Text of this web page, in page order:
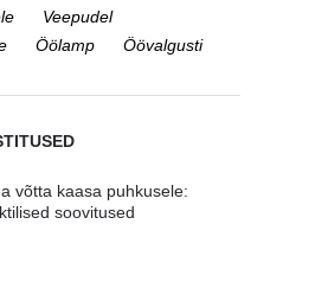
Veepudel
Öölamp Öövalgusti
võtta kaasa puhkusele:
soovitused